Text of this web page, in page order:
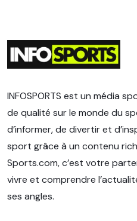
INFOSPORTS est un média
de qualité sur le monde du
d’informer, de divertir et
sport grâce à un contenu
Sports.com, c’est votre
vivre et comprendre
ses angles.